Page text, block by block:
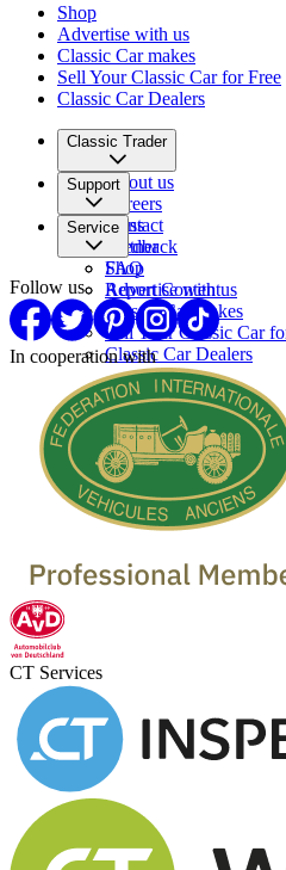
Shop
Advertise with us
Classic Car makes
Sell Your Classic Car for Free
Classic Car Dealers
Classic Trader
About us
Careers
Press
Partner
Support
Contact
Feedback
FAQ
Report Content
Service
Shop
Advertise with us
Classic Car makes
Sell Your Classic Car
Classic Car Dealers
Follow us
In cooperation with
CT Services